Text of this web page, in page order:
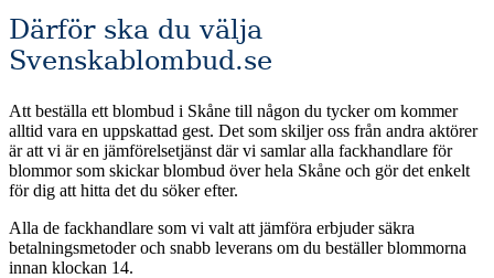
Därför ska du välja
Svenskablombud.se
Att beställa ett blombud i Skåne till någon du tycker om kommer
alltid vara en uppskattad gest. Det som skiljer oss från andra aktörer
är att vi är en jämförelsetjänst där vi samlar alla fackhandlare för
blommor som skickar blombud över hela Skåne och gör det enkelt
för dig att hitta det du söker efter.
Alla de fackhandlare som vi valt att jämföra erbjuder säkra
betalningsmetoder och snabb leverans om du beställer blommorna
innan klockan 14.